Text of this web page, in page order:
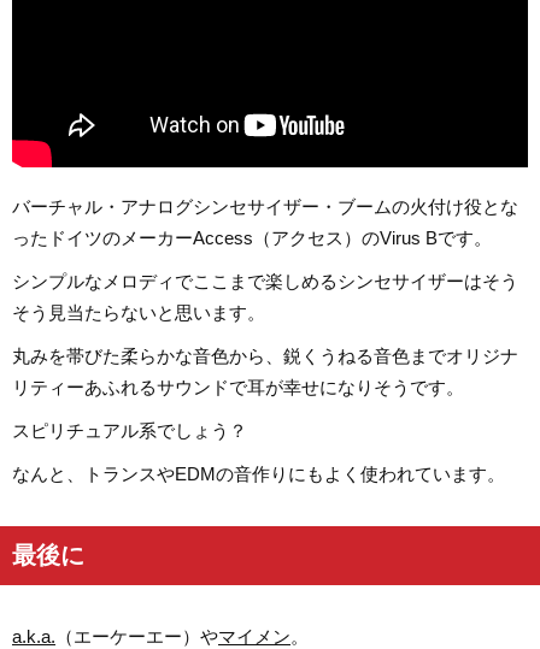
バーチャル・アナログシンセサイザー・ブームの火付け役とな
ったドイツのメーカーAccess（アクセス）のVirus Bです。
シンプルなメロディでここまで楽しめるシンセサイザーはそう
そう見当たらないと思います。
丸みを帯びた柔らかな音色から、鋭くうねる音色までオリジナ
リティーあふれるサウンドで耳が幸せになりそうです。
スピリチュアル系でしょう？
なんと、トランスやEDMの音作りにもよく使われています。
最後に
a.k.a. （エーケーエー）やマイメン。